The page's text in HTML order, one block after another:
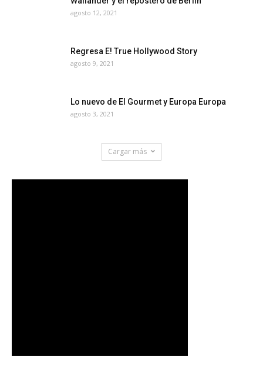
agosto 12, 2021
Regresa E! True Hollywood Story
agosto 9, 2021
Lo nuevo de El Gourmet y Europa Europa
agosto 3, 2021
Cargar más